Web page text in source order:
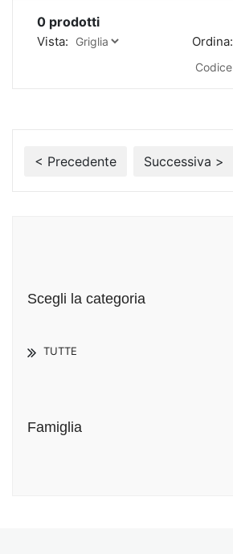
0 prodotti
Vista: Ordina:
< Precedente Successiva >
Scegli la categoria
TUTTE
Famiglia